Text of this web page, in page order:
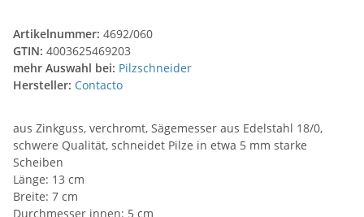
Artikelnummer: 4692/060
GTIN: 4003625469203
mehr Auswahl bei: Pilzschneider
Hersteller: Contacto
aus Zinkguss, verchromt, Sägemesser aus Edelstahl 18/0,
schwere Qualität, schneidet Pilze in etwa 5 mm starke
Scheiben
Länge: 13 cm
Breite: 7 cm
Durchmesser innen: 5 cm